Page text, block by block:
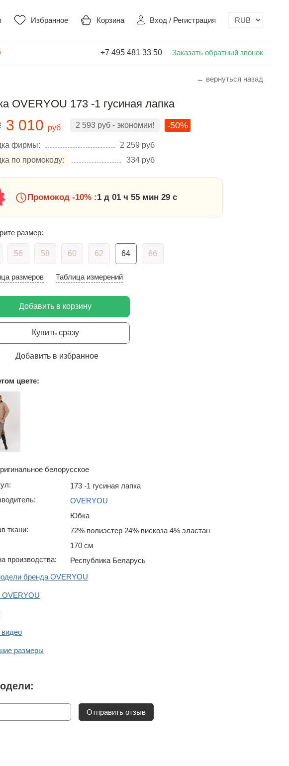
Избранное Корзина Вход / Регистрация
+7 495 481 33 50 Заказать обратный звонок
← вернуться назад
OVERYOU 173 -1 гусиная лапка
3 010 руб 2 593 руб - экономии! -50%
фирмы: 2 259 руб
по промокоду:
334 руб
Промокод -10% :1 д 01 ч 55 мин 28 с
размер:
56 58 60 62 64 66
размеров Таблица измерений
Добавить в корзину
Купить сразу
Добавить в избранное
цвете:
белорусское
173 -1 гусиная лапка
OVERYOU
Юбка
ткани:
72% полиэстер 24% вискоза 4% эластан
170 см
производства:
Республика Беларусь
бренда OVERYOU
размеры
Отправить отзыв